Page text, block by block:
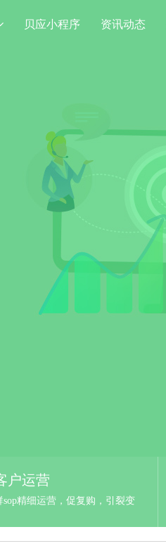
贝应小程序 资讯动态
户运营
sop精细运营，促复购，引裂变